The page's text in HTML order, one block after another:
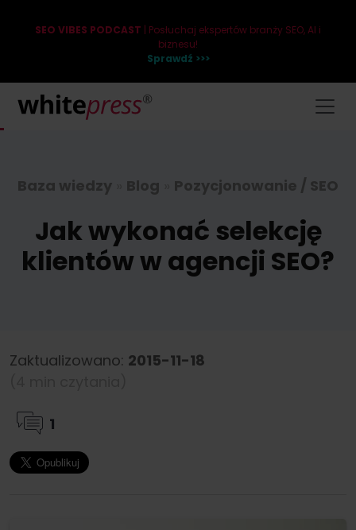
SEO VIBES PODCAST | Posłuchaj ekspertów branży SEO, AI i
biznesu!
Sprawdź >>>
Baza wiedzy Blog Pozycjonowanie / SEO
Jak wykonać selekcję
klientów w agencji SEO?
Zaktualizowano: 2015-11-18
1